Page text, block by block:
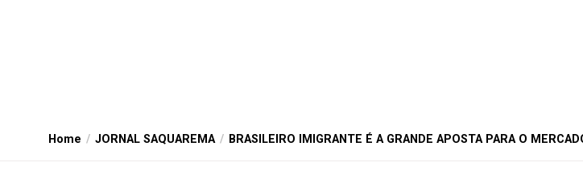
Home JORNAL SAQUAREMA BRASILEIRO IMIGRANTE É A GRANDE APOSTA PARA O